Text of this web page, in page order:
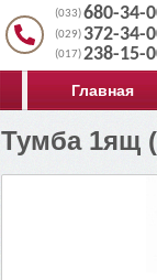
(033)680-34-
(029) 372-34-
(017)238-15-
Главная
Тумба 1ящ